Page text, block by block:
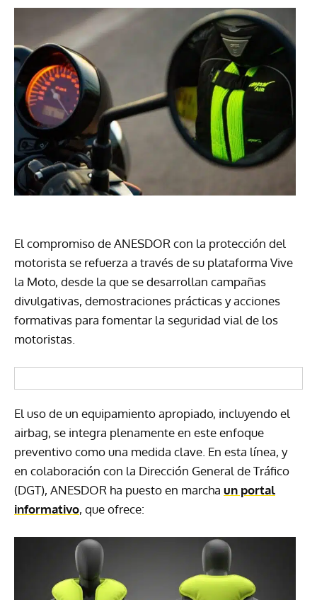
El compromiso de ANESDOR con la protección del
motorista se refuerza a través de su plataforma Vive
la Moto, desde la que se desarrollan campañas
divulgativas, demostraciones prácticas y acciones
formativas para fomentar la seguridad vial de los
motoristas.
El uso de un equipamiento apropiado, incluyendo el
airbag, se integra plenamente en este enfoque
preventivo como una medida clave. En esta línea, y
en colaboración con la Dirección General de Tráfico
(DGT), ANESDOR ha puesto en marcha un portal
informativo, que ofrece: